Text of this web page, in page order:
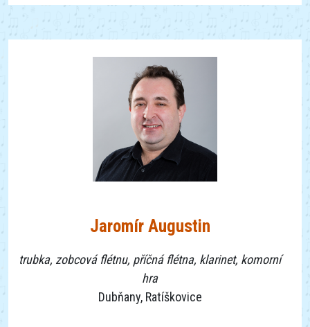
Jaromír Augustin
trubka, zobcová flétnu, příčná flétna, klarinet, komorní
hra
Dubňany, Ratíškovice